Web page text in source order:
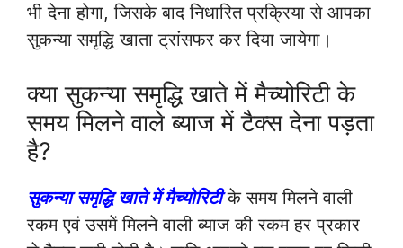
भी देना होगा, जिसके बाद निधारित प्रक्रिया से आपका
सुकन्या समृद्धि खाता ट्रांसफर कर दिया जायेगा।
क्या सुकन्या समृद्धि खाते में मैच्योरिटी के
समय मिलने वाले ब्याज में टैक्स देना पड़ता
है?
सुकन्या समृद्धि खाते में मैच्योरिटीके समय मिलने वाली
रकम एवं उसमें मिलने वाली ब्याज की रकम हर प्रकार